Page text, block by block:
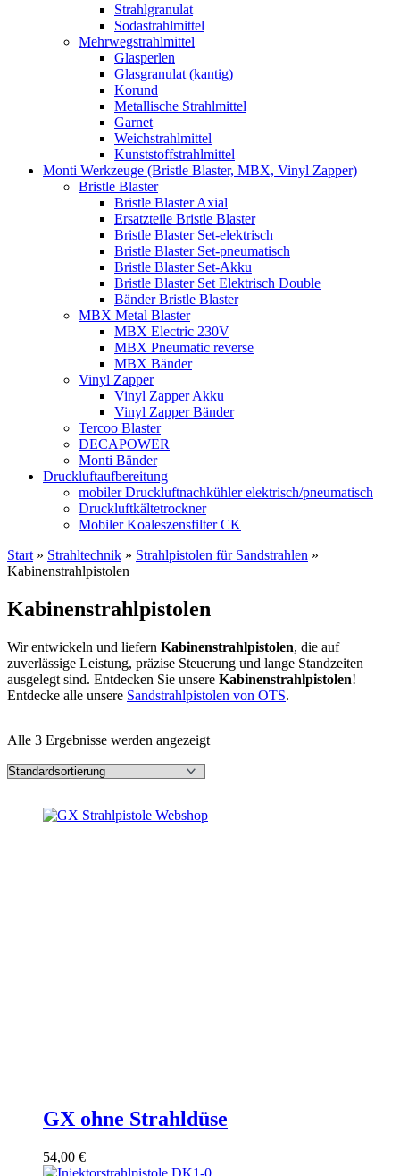
Strahlgranulat
Sodastrahlmittel
Mehrwegstrahlmittel
Glasperlen
Glasgranulat (kantig)
Korund
Metallische Strahlmittel
Garnet
Weichstrahlmittel
Kunststoffstrahlmittel
Monti Werkzeuge (Bristle Blaster, MBX, Vinyl Zapper)
Bristle Blaster
Bristle Blaster Axial
Ersatzteile Bristle Blaster
Bristle Blaster Set-elektrisch
Bristle Blaster Set-pneumatisch
Bristle Blaster Set-Akku
Bristle Blaster Set Elektrisch Double
Bänder Bristle Blaster
MBX Metal Blaster
MBX Electric 230V
MBX Pneumatic reverse
MBX Bänder
Vinyl Zapper
Vinyl Zapper Akku
Vinyl Zapper Bänder
Tercoo Blaster
DECAPOWER
Monti Bänder
Druckluftaufbereitung
mobiler Druckluftnachkühler elektrisch/pneumatisch
Druckluftkältetrockner
Mobiler Koaleszensfilter CK
Start » Strahltechnik » Strahlpistolen für Sandstrahlen »
Kabinenstrahlpistolen
Kabinenstrahlpistolen
Wir entwickeln und liefern Kabinenstrahlpistolen, die auf
zuverlässige Leistung, präzise Steuerung und lange Standzeiten
ausgelegt sind. Entdecken Sie unsere Kabinenstrahlpistolen!
Entdecke alle unsere Sandstrahlpistolen von OTS.
Alle 3 Ergebnisse werden angezeigt
GX ohne Strahldüse
54,00 €